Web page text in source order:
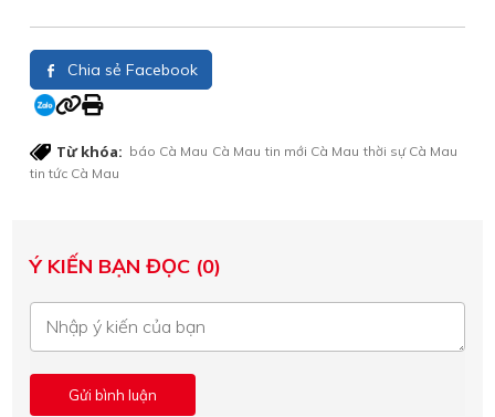
Chia sẻ Facebook
Từ khóa: báo Cà Mau Cà Mau tin mới Cà Mau thời sự Cà Mau
tin tức Cà Mau
Ý KIẾN BẠN ĐỌC (0)